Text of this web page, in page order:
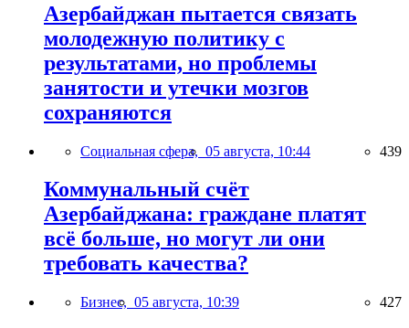
Азербайджан пытается связать
молодежную политику с
результатами, но проблемы
занятости и утечки мозгов
сохраняются
Социальная сфера, 05 августа, 10:44 439
Коммунальный счёт
Азербайджана: граждане платят
всё больше, но могут ли они
требовать качества?
Бизнес, 05 августа, 10:39 427